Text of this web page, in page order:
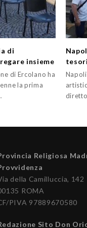
di
insieme
di Ercolano ha
la prima
Religiosa
della Camilluccia, 142
ROMA
PIVA 97889670580
Sito Don